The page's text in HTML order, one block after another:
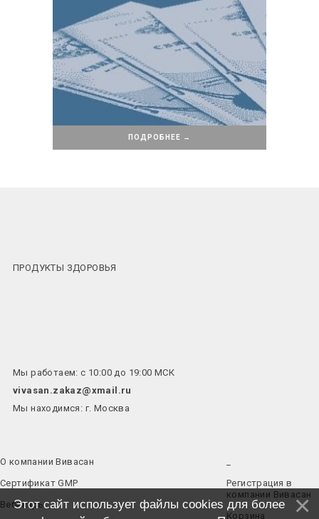
ПОДРОБНЕЕ →
ПРОДУКТЫ ЗДОРОВЬЯ
Мы работаем: с 10:00 до 19:00 МСК
vivasan.zakaz@xmail.ru
Мы находимся: г. Москва
О компании Вивасан
Сертификат GMP
Вебинары
Регистрация в
компании Вивасан
Корзина
Этот сайт использует файлы cookies для более